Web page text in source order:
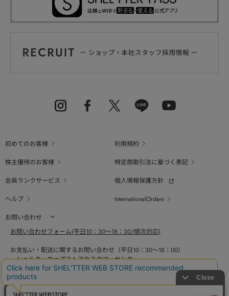
初めてのお客様
利用規約
株主優待のお客様
特定商取引法に基づく表記
会員ランクサービス
個人情報保護方針
ヘルプ
InternationalOrders
お問い合わせ
お問い合わせフォーム(平日10：30～18：30/順次対応)
お支払い・配送に関するお問い合わせ（平日10：30～18：00）
シェルターウェブストアカスタマーセンター
0800-123-6820
商品の素材、サイズ、仕様等に関するお問い合せ（平日10：30～18：00）
バロックジャパンリミテッドコールセンター